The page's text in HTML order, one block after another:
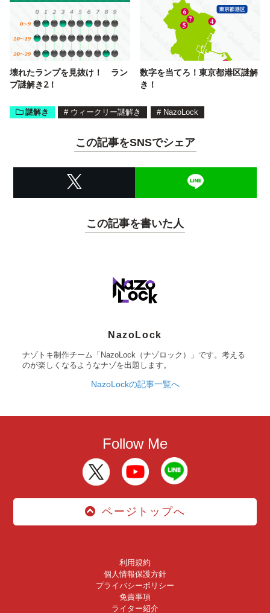
壊れたランプを見抜け！ ラン
プ謎解き2！
数字を当てろ！東京都港区謎解
き！
謎解き # ウィークリー謎解き # NazoLock
この記事をSNSでシェア
この記事を書いた人
NazoLock
ナゾトキ制作チーム「NazoLock（ナゾロック）」です。考える
のが楽しくなるようなナゾを出題します。
NazoLockの記事一覧へ
Follow Me
ページトップへ
利用規約
個人情報保護方針
プライバシーポリシー
免責事項
ライター紹介